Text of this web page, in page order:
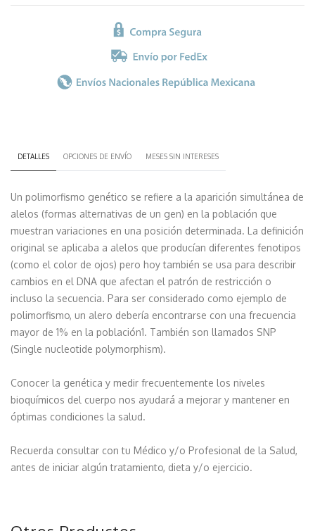
DETALLES OPCIONES DE ENVÍO MESES SIN INTERESES
Un polimorfismo genético se refiere a la aparición simultánea de
alelos (formas alternativas de un gen) en la población que
muestran variaciones en una posición determinada. La definición
original se aplicaba a alelos que producían diferentes fenotipos
(como el color de ojos) pero hoy también se usa para describir
cambios en el DNA que afectan el patrón de restricción o
incluso la secuencia. Para ser considerado como ejemplo de
polimorfismo, un alero debería encontrarse con una frecuencia
mayor de 1% en la población1. También son llamados SNP
(Single nucleotide polymorphism).
Conocer la genética y medir frecuentemente los niveles
bioquímicos del cuerpo nos ayudará a mejorar y mantener en
óptimas condiciones la salud.
Recuerda consultar con tu Médico y/o Profesional de la Salud,
antes de iniciar algún tratamiento, dieta y/o ejercicio.